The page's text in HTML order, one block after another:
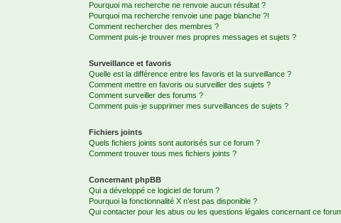
Pourquoi ma recherche ne renvoie aucun résultat ?
Pourquoi ma recherche renvoie une page blanche ?!
Comment rechercher des membres ?
Comment puis-je trouver mes propres messages et sujets ?
Surveillance et favoris
Quelle est la différence entre les favoris et la surveillance ?
Comment mettre en favoris ou surveiller des sujets ?
Comment surveiller des forums ?
Comment puis-je supprimer mes surveillances de sujets ?
Fichiers joints
Quels fichiers joints sont autorisés sur ce forum ?
Comment trouver tous mes fichiers joints ?
Concernant phpBB
Qui a développé ce logiciel de forum ?
Pourquoi la fonctionnalité X n’est pas disponible ?
Qui contacter pour les abus ou les questions légales concernant ce